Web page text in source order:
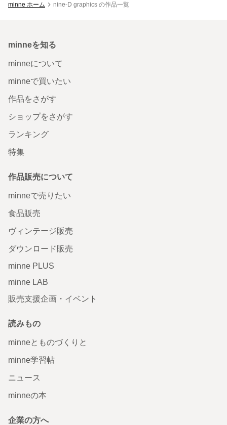
minne ホーム nine-D graphics の作品一覧
minneを知る
minneについて
minneで買いたい
作品をさがす
ショップをさがす
ランキング
特集
作品販売について
minneで売りたい
食品販売
ヴィンテージ販売
ダウンロード販売
minne PLUS
minne LAB
販売支援企画・イベント
読みもの
minneとものづくりと
minne学習帖
ニュース
minneの本
企業の方へ